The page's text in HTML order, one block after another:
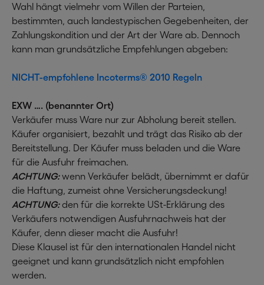
Wahl hängt vielmehr vom Willen der Parteien,
bestimmten, auch landestypischen Gegebenheiten, der
Zahlungskondition und der Art der Ware ab. Dennoch
kann man grundsätzliche Empfehlungen abgeben:
NICHT-empfohlene Incoterms® 2010 Regeln
EXW …. (benannter Ort)
Verkäufer muss Ware nur zur Abholung bereit stellen.
Käufer organisiert, bezahlt und trägt das Risiko ab der
Bereitstellung. Der Käufer muss beladen und die Ware
für die Ausfuhr freimachen.
ACHTUNG: wenn Verkäufer belädt, übernimmt er dafür
die Haftung, zumeist ohne Versicherungsdeckung!
ACHTUNG: den für die korrekte USt-Erklärung des
Verkäufers notwendigen Ausfuhrnachweis hat der
Käufer, denn dieser macht die Ausfuhr!
Diese Klausel ist für den internationalen Handel nicht
geeignet und kann grundsätzlich nicht empfohlen
werden.